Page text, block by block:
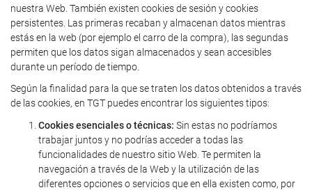
nuestra Web. También existen cookies de sesión y cookies
persistentes. Las primeras recaban y almacenan datos mientras
estás en la web (por ejemplo el carro de la compra), las segundas
permiten que los datos sigan almacenados y sean accesibles
durante un período de tiempo.
Según la finalidad para la que se traten los datos obtenidos a través
de las cookies, en TGT puedes encontrar los siguientes tipos:
Cookies esenciales o técnicas: Sin estas no podríamos
trabajar juntos y no podrías acceder a todas las
funcionalidades de nuestro sitio Web. Te permiten la
navegación a través de la Web y la utilización de las
diferentes opciones o servicios que en ella existen como, por